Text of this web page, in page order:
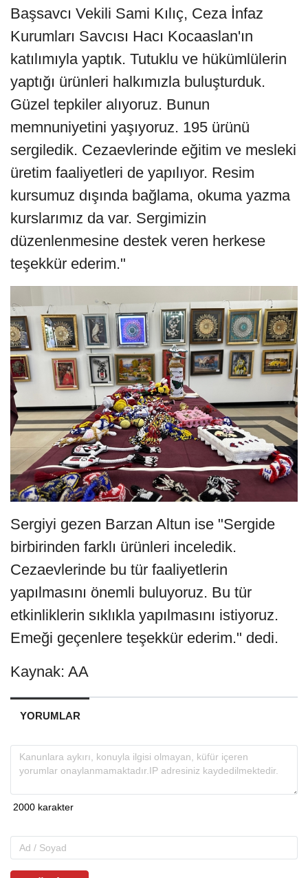
Başsavcı Vekili Sami Kılıç, Ceza İnfaz
Kurumları Savcısı Hacı Kocaaslan'ın
katılımıyla yaptık. Tutuklu ve hükümlülerin
yaptığı ürünleri halkımızla buluşturduk.
Güzel tepkiler alıyoruz. Bunun
memnuniyetini yaşıyoruz. 195 ürünü
sergiledik. Cezaevlerinde eğitim ve mesleki
üretim faaliyetleri de yapılıyor. Resim
kursumuz dışında bağlama, okuma yazma
kurslarımız da var. Sergimizin
düzenlenmesine destek veren herkese
teşekkür ederim."
Sergiyi gezen Barzan Altun ise "Sergide
birbirinden farklı ürünleri inceledik.
Cezaevlerinde bu tür faaliyetlerin
yapılmasını önemli buluyoruz. Bu tür
etkinliklerin sıklıkla yapılmasını istiyoruz.
Emeği geçenlere teşekkür ederim." dedi.
Kaynak: AA
YORUMLAR